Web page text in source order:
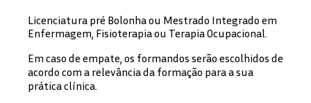
Licenciatura pré Bolonha ou Mestrado Integrado em
Enfermagem, Fisioterapia ou Terapia Ocupacional.
Em caso de empate, os formandos serão escolhidos de
acordo com a relevância da formação para a sua
prática clínica.